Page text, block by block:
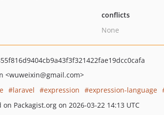
conflicts
None
<wuweixin@gmail.com>
laravel expression expression-language
on Packagist.org on 2026-03-22 14:13 UTC